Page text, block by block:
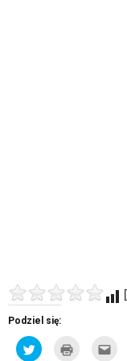
Podziel się:
Udostępnij
na
Kliknij